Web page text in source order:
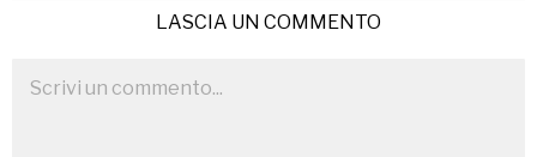
LASCIA UN COMMENTO